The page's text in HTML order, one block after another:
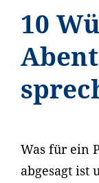
10
Was für ein
abgesagt ist